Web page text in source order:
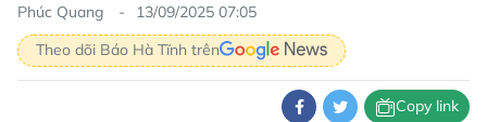
Phúc Quang
13/09/2025 07:05
Theo dõi Báo Hà Tĩnh trên
Copy link